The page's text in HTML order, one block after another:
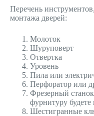
Перечень
монтажа дверей:
Молоток
Шуруповерт
Отвертка
Уровень
Пила или
Перфоратор или
Фрезерный
фурнитуру будете
Шестигранные